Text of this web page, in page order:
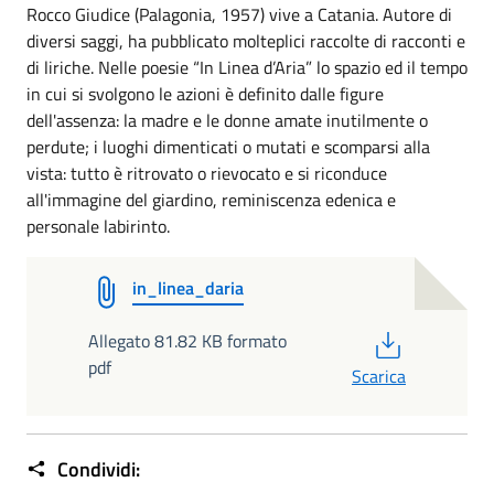
Rocco Giudice (Palagonia, 1957) vive a Catania. Autore di
diversi saggi, ha pubblicato molteplici raccolte di racconti e
di liriche. Nelle poesie “In Linea d’Aria” lo spazio ed il tempo
in cui si svolgono le azioni è definito dalle figure
dell'assenza: la madre e le donne amate inutilmente o
perdute; i luoghi dimenticati o mutati e scomparsi alla
vista: tutto è ritrovato o rievocato e si riconduce
all'immagine del giardino, reminiscenza edenica e
personale labirinto.
in_linea_daria
Allegato 81.82 KB formato
pdf
Scarica
Condividi: